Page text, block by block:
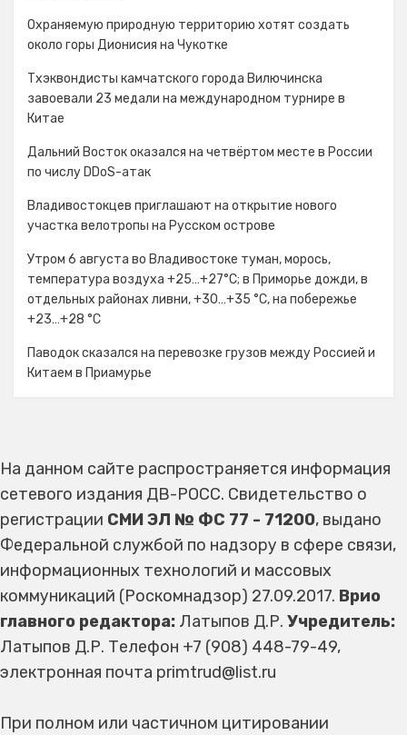
Охраняемую природную территорию хотят создать
около горы Дионисия на Чукотке
Тхэквондисты камчатского города Вилючинска
завоевали 23 медали на международном турнире в
Китае
Дальний Восток оказался на четвёртом месте в России
по числу DDoS-атак
Владивостокцев приглашают на открытие нового
участка велотропы на Русском острове
Утром 6 августа во Владивостоке туман, морось,
температура воздуха +25…+27°С; в Приморье дожди, в
отдельных районах ливни, +30…+35 °C, на побережье
+23…+28 °C
Паводок сказался на перевозке грузов между Россией и
Китаем в Приамурье
На данном сайте распространяется информация
сетевого издания ДВ-РОСС. Свидетельство о
регистрации СМИ ЭЛ № ФС 77 - 71200, выдано
Федеральной службой по надзору в сфере связи,
информационных технологий и массовых
коммуникаций (Роскомнадзор) 27.09.2017. Врио
главного редактора: Латыпов Д.Р. Учредитель:
Латыпов Д.Р. Телефон +7 (908) 448-79-49,
электронная почта primtrud@list.ru
При полном или частичном цитировании